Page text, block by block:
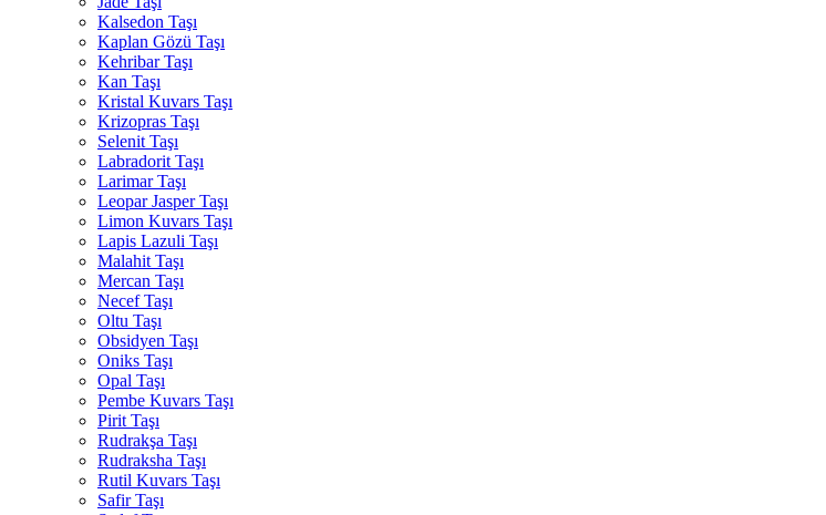
Kalsedon Taşı
Kaplan Gözü Taşı
Kehribar Taşı
Kan Taşı
Kristal Kuvars Taşı
Krizopras Taşı
Selenit Taşı
Labradorit Taşı
Larimar Taşı
Leopar Jasper Taşı
Limon Kuvars Taşı
Lapis Lazuli Taşı
Malahit Taşı
Mercan Taşı
Necef Taşı
Oltu Taşı
Obsidyen Taşı
Oniks Taşı
Opal Taşı
Pembe Kuvars Taşı
Pirit Taşı
Rudrakşa Taşı
Rudraksha Taşı
Rutil Kuvars Taşı
Safir Taşı